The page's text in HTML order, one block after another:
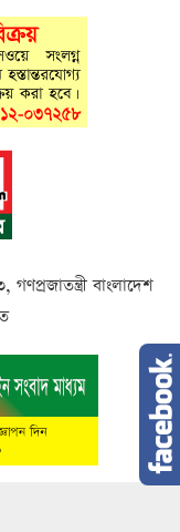
বাংলাদেশ